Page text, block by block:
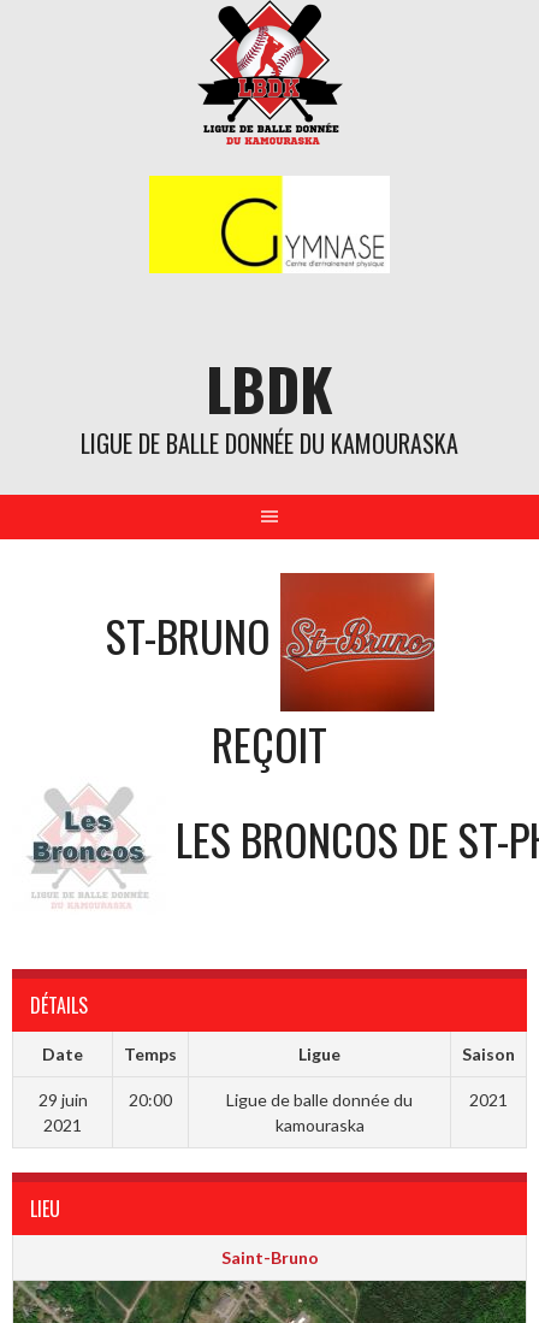
LBDK
LIGUE DE BALLE DONNÉE DU KAMOURASKA
ST-BRUNO
REÇOIT
LES BRONCOS DE ST-
DÉTAILS
Date Temps Ligue Saison
29 juin
2021
20:00
Ligue de balle donnée du
kamouraska
2021
LIEU
Saint-Bruno